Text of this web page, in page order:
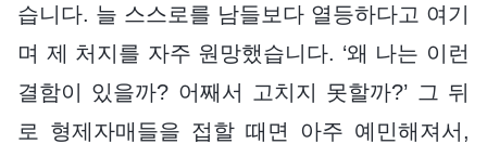
습니다. 늘 스스로를 남들보다 열등하다고 여기
며 제 처지를 자주 원망했습니다. ‘왜 나는 이런
결함이 있을까? 어째서 고치지 못할까?’ 그 뒤
로 형제자매들을 접할 때면 아주 예민해져서,